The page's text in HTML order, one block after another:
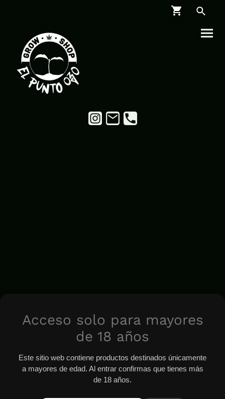
Acceso solo para mayores
de 18 años
Este sitio web contiene productos destinados únicamente
a mayores de edad. Al entrar confirmas que tienes más
de 18 años.